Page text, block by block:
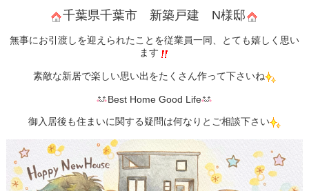
千葉県千葉市 新築戸建 N様邸
無事にお引渡しを迎えられたことを従業員一同、とても嬉しく思い
ます
素敵な新居で楽しい思い出をたくさん作って下さいね
Best Home Good Life
御入居後も住まいに関する疑問は何なりとご相談下さい